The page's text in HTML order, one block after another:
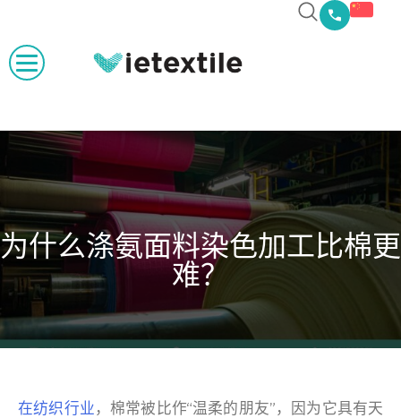
为什么涤氨面料染色加工比棉更
难？
在纺织行业，棉常被比作“温柔的朋友”，因为它具有天